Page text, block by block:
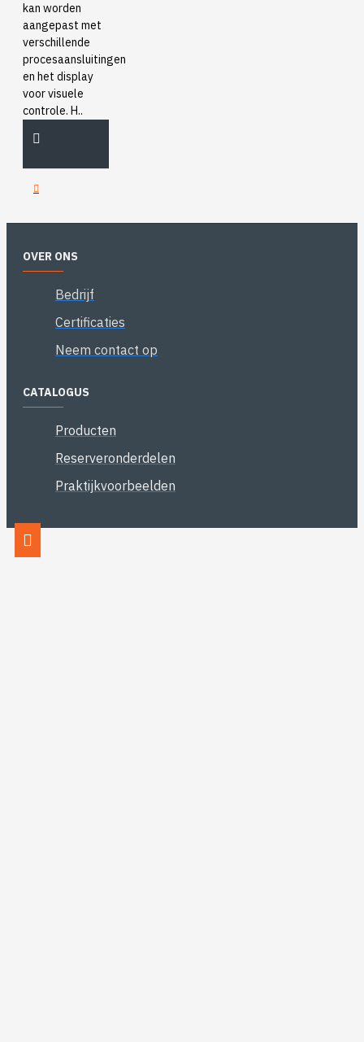
kan worden
aangepast met
verschillende
procesaansluitingen
en het display
voor visuele
controle. H..
OVER ONS
Bedrijf
Certificaties
Neem contact op
CATALOGUS
Producten
Reserveronderdelen
Praktijkvoorbeelden